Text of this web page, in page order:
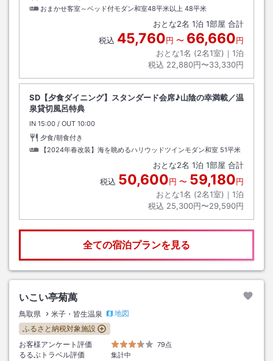
おまかせ客室～ベッド付モダン和室48平米以上 48平米
おとな2名 1泊 1部屋 合計
税込 45,760円 〜 66,660円
おとな1名 (2名1室)｜ 1泊
税込 22,880円〜33,330円
SD【夕食ダイニング】スタンダード会席♪山陰の幸満載／温
泉貸切風呂特典
IN チェックイン
15:00 / OUT チェックアウト
10:00
夕食/朝食付き
【2024年春改装】海を眺めるハリウッドツインモダン和室 51平米
おとな2名 1泊 1部屋 合計
税込 50,600円 〜 59,180円
おとな1名 (2名1室)｜ 1泊
税込 25,300円〜29,590円
全ての宿泊プランを見る
いこい亭菊萬
鳥取県 米子・皆生温泉
地図
ふるさと納税対象施設
お客様アンケート評価
79点
るるぶトラベル評価 集計中